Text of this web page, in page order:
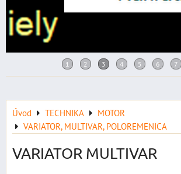
Úvod TECHNIKA
MOTOR
VARIATOR, MULTIVAR, POLOREMENICA
VARIATOR MULTIVAR